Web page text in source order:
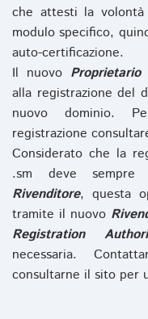
che attesti la
modulo specifico,
auto-certificazione.
Il nuovo Proprietario
alla registrazione del
nuovo dominio.
registrazione
Considerato che la
.sm deve sempre
Rivenditore, questa
tramite il nuovo
Registration
necessaria.
consultarne il sito per